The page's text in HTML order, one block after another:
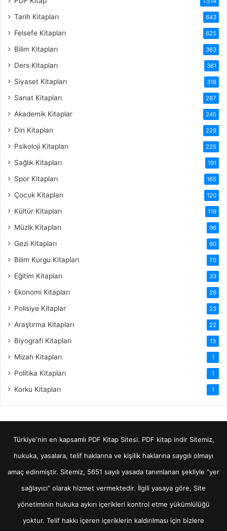
Tarih Kitapları 643
Felsefe Kitapları 625
Bilim Kitapları 363
Ders Kitapları 361
Siyaset Kitapları 318
Sanat Kitapları 287
Akademik Kitaplar 245
Din Kitapları 229
Psikoloji Kitapları 225
Sağlık Kitapları 191
Spor Kitapları 165
Çocuk Kitapları 120
Kültür Kitapları 119
Müzik Kitapları 96
Gezi Kitapları 90
Bilim Kurgu Kitapları 70
Eğitim Kitapları 33
Ekonomi Kitapları 26
Polisiye Kitaplar 23
Araştırma Kitapları 22
Biyografi Kitapları 13
Mizah Kitapları 1
Politika Kitapları 1
Korku Kitapları 1
Türkiye'nin en kapsamlı PDF Kitap Sitesi. PDF kitap indirSitemiz,
hukuka, yasalara, telif haklarına ve kişilik haklarına saygılı olmayı
amaç edinmiştir. Sitemiz, 5651 sayılı yasada tanımlanan şekliyle “yer
sağlayıcı” olarak hizmet vermektedir. İlgili yasaya göre, Site
yönetiminin hukuka aykırı içerikleri kontrol etme yükümlülüğü
yoktur. Telif hakkı içeren içeriklerin kaldırılması için bizlere